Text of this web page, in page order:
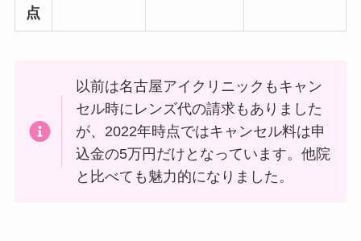
点
以前は名古屋アイクリニックもキャン
セル時にレンズ代の請求もありました
が、2022年時点ではキャンセル料は申
込金の5万円だけとなっています。他院
と比べても魅力的になりました。